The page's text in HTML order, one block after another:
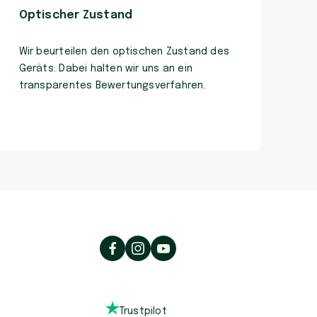
Optischer Zustand
Wir beurteilen den optischen Zustand des
Geräts. Dabei halten wir uns an ein
transparentes Bewertungsverfahren.
Trustpilot